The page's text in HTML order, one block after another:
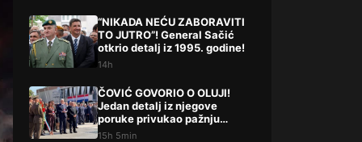
“NIKADA NEĆU ZABORAVITI
TO JUTRO”! General Sačić
otkrio detalj iz 1995. godine!
14h
ČOVIĆ GOVORIO O OLUJI!
Jedan detalj iz njegove
poruke privukao pažnju
javnosti!
15h 5min